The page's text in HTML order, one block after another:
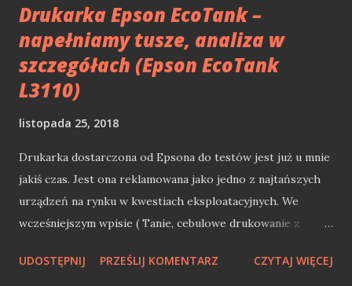
Drukarka Epson EcoTank –
napełniamy tusze, analiza w
szczegółach (Epson EcoTank
L3110)
listopada 25, 2018
Drukarka dostarczona od Epsona do testów jest już u mnie
jakiś czas. Jest ona reklamowana jako jedno z najtańszych
urządzeń na rynku w kwestiach eksploatacyjnych. We
wcześniejszym wpisie ( Tanie, cebulowe drukowanie z
odnośnie samej drukarki. Dziś przyszedł czas na trochę
UDOSTĘPNIJ PRZEŚLIJ KOMENTARZ CZYTAJ WIĘCEJ